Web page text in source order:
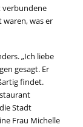
verbundene
waren, was er
„Ich liebe
gesagt. Er
findet.
Stadt
Frau Michelle